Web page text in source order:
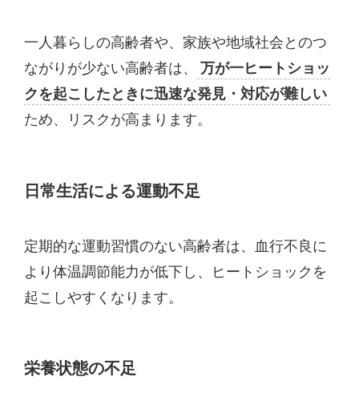
一人暮らしの高齢者や、家族や地域社会とのつ
ながりが少ない高齢者は、
万が一ヒートショッ
クを起こしたときに迅速な発見・対応が難しい
ため、リスクが高まります。
日常生活による運動不足
定期的な運動習慣のない高齢者は、血行不良に
より体温調節能力が低下し、ヒートショックを
起こしやすくなります。
栄養状態の不足